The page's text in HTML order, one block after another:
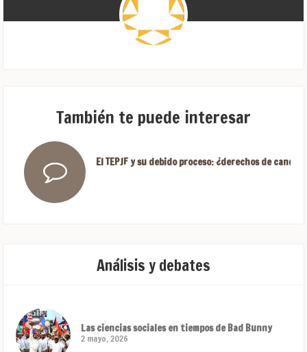
También te puede interesar
El TEPJF y su debido proceso: ¿derechos de
Análisis y debates
Las ciencias sociales en tiempos de Bad Bunny
2 mayo, 2026